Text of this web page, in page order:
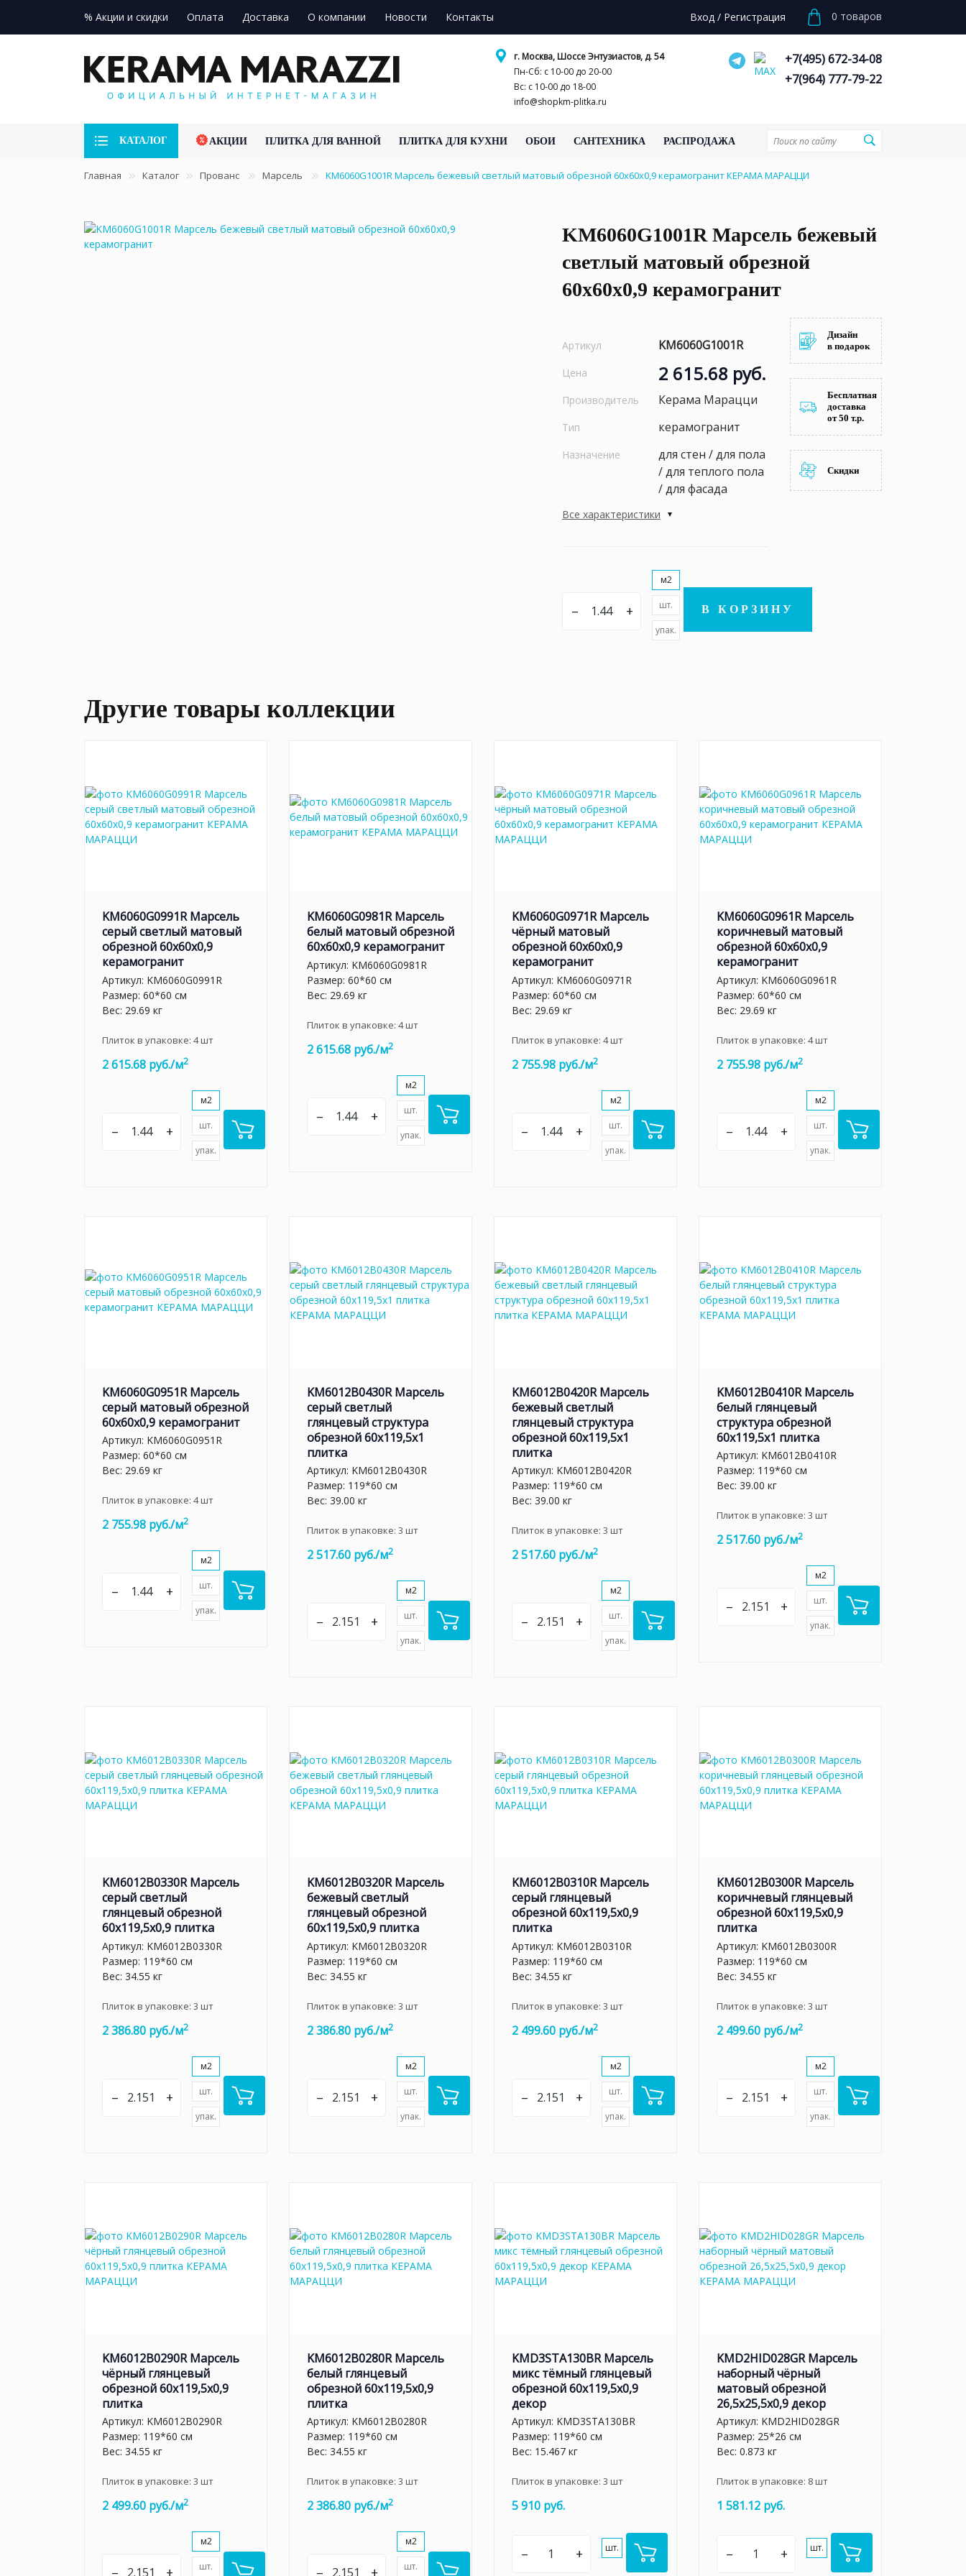
% Акции и скидки Оплата Доставка О компании Новости Контакты Вход / Регистрация 0 товаров
г. Москва, Шоссе Энтузиастов, д. 54
Пн-Сб: с 10-00 до 20-00
Вс: с 10-00 до 18-00
info@shopkm-plitka.ru
+7(495) 672-34-08
+7(964) 777-79-22
КАТАЛОГ АКЦИИ ПЛИТКА ДЛЯ ВАННОЙ ПЛИТКА ДЛЯ КУХНИ ОБОИ САНТЕХНИКА РАСПРОДАЖА
Главная Каталог Прованс Марсель KM6060G1001R Марсель бежевый светлый матовый обрезной 60x60x0,9 керамогранит КЕРАМА МАРАЦЦИ
KM6060G1001R Марсель бежевый
светлый матовый обрезной
60x60x0,9 керамогранит
Артикул KM6060G1001R
Цена 2 615.68 руб.
Производитель Керама Марацци
Тип керамогранит
Назначение
для стен / для пола
/ для теплого пола
/ для фасада
Все характеристики
– +
м2
шт.
упак.
В КОРЗИНУ
Дизайн
в подарок
Бесплатная
доставка
от 50 т.р.
Скидки
Другие товары коллекции
KM6060G0991R Марсель
серый светлый матовый
обрезной 60x60x0,9
керамогранит
Артикул: KM6060G0991R
Размер: 60*60 см
Вес: 29.69 кг
Плиток в упаковке: 4шт
2 615.68 руб./м2
– +
м2
шт.
упак.
KM6060G0981R Марсель
белый матовый обрезной
60x60x0,9 керамогранит
Артикул: KM6060G0981R
Размер: 60*60 см
Вес: 29.69 кг
Плиток в упаковке: 4шт
2 615.68 руб./м2
– +
м2
шт.
упак.
KM6060G0971R Марсель
чёрный матовый
обрезной 60x60x0,9
керамогранит
Артикул: KM6060G0971R
Размер: 60*60 см
Вес: 29.69 кг
Плиток в упаковке: 4шт
2 755.98 руб./м2
– +
м2
шт.
упак.
KM6060G0961R Марсель
коричневый матовый
обрезной 60x60x0,9
керамогранит
Артикул: KM6060G0961R
Размер: 60*60 см
Вес: 29.69 кг
Плиток в упаковке: 4шт
2 755.98 руб./м2
– +
м2
шт.
упак.
KM6060G0951R Марсель
серый матовый обрезной
60x60x0,9 керамогранит
Артикул: KM6060G0951R
Размер: 60*60 см
Вес: 29.69 кг
Плиток в упаковке: 4шт
2 755.98 руб./м2
– +
м2
шт.
упак.
KM6012B0430R Марсель
серый светлый
глянцевый структура
обрезной 60x119,5x1
плитка
Артикул: KM6012B0430R
Размер: 119*60 см
Вес: 39.00 кг
Плиток в упаковке: 3 шт
2 517.60 руб./м2
– +
м2
шт.
упак.
KM6012B0420R Марсель
бежевый светлый
глянцевый структура
обрезной 60x119,5x1
плитка
Артикул: KM6012B0420R
Размер: 119*60 см
Вес: 39.00 кг
Плиток в упаковке: 3 шт
2 517.60 руб./м2
– +
м2
шт.
упак.
KM6012B0410R Марсель
белый глянцевый
структура обрезной
60x119,5x1 плитка
Артикул: KM6012B0410R
Размер: 119*60 см
Вес: 39.00 кг
Плиток в упаковке: 3 шт
2 517.60 руб./м2
– +
м2
шт.
упак.
KM6012B0330R Марсель
серый светлый
глянцевый обрезной
60x119,5x0,9 плитка
Артикул: KM6012B0330R
Размер: 119*60 см
Вес: 34.55 кг
Плиток в упаковке: 3 шт
2 386.80 руб./м2
– +
м2
шт.
упак.
KM6012B0320R Марсель
бежевый светлый
глянцевый обрезной
60x119,5x0,9 плитка
Артикул: KM6012B0320R
Размер: 119*60 см
Вес: 34.55 кг
Плиток в упаковке: 3 шт
2 386.80 руб./м2
– +
м2
шт.
упак.
KM6012B0310R Марсель
серый глянцевый
обрезной 60x119,5x0,9
плитка
Артикул: KM6012B0310R
Размер: 119*60 см
Вес: 34.55 кг
Плиток в упаковке: 3 шт
2 499.60 руб./м2
– +
м2
шт.
упак.
KM6012B0300R Марсель
коричневый глянцевый
обрезной 60x119,5x0,9
плитка
Артикул: KM6012B0300R
Размер: 119*60 см
Вес: 34.55 кг
Плиток в упаковке: 3 шт
2 499.60 руб./м2
– +
м2
шт.
упак.
KM6012B0290R Марсель
чёрный глянцевый
обрезной 60x119,5x0,9
плитка
Артикул: KM6012B0290R
Размер: 119*60 см
Вес: 34.55 кг
Плиток в упаковке: 3 шт
2 499.60 руб./м2
– +
м2
шт.
KM6012B0280R Марсель
белый глянцевый
обрезной 60x119,5x0,9
плитка
Артикул: KM6012B0280R
Размер: 119*60 см
Вес: 34.55 кг
Плиток в упаковке: 3 шт
2 386.80 руб./м2
– +
м2
шт.
KMD3STA130BR Марсель
микс тёмный глянцевый
обрезной 60x119,5x0,9
декор
Артикул: KMD3STA130BR
Размер: 119*60 см
Вес: 15.467 кг
Плиток в упаковке: 3 шт
5 910 руб.
– + шт.
KMD2HID028GR Марсель
наборный чёрный
матовый обрезной
26,5x25,5x0,9 декор
Артикул: KMD2HID028GR
Размер: 25*26 см
Вес: 0.873 кг
Плиток в упаковке: 8шт
1 581.12 руб.
– + шт.